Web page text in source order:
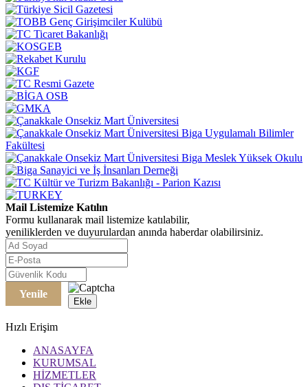
Mail Listemize Katılın
Formu kullanarak mail listemize katılabilir,
yeniliklerden ve duyurulardan anında haberdar olabilirsiniz.
Yenile
Ekle
Hızlı Erişim
ANASAYFA
KURUMSAL
HİZMETLER